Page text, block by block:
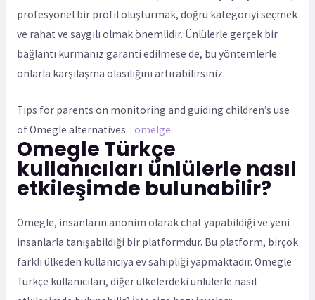
profesyonel bir profil oluşturmak, doğru kategoriyi seçmek
ve rahat ve saygılı olmak önemlidir. Ünlülerle gerçek bir
bağlantı kurmanız garanti edilmese de, bu yöntemlerle
onlarla karşılaşma olasılığını artırabilirsiniz.
Tips for parents on monitoring and guiding children’s use
of Omegle alternatives: : omelge
Omegle Türkçe
kullanıcıları ünlülerle nasıl
etkileşimde bulunabilir?
Omegle, insanların anonim olarak chat yapabildiği ve yeni
insanlarla tanışabildiği bir platformdur. Bu platform, birçok
farklı ülkeden kullanıcıya ev sahipliği yapmaktadır. Omegle
Türkçe kullanıcıları, diğer ülkelerdeki ünlülerle nasıl